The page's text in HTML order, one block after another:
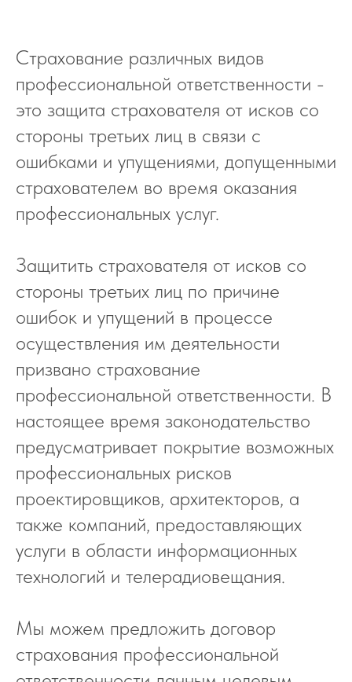
Страхование различных видов
профессиональной ответственности -
это защита страхователя от исков со
стороны третьих лиц в связи с
ошибками и упущениями, допущенными
страхователем во время оказания
профессиональных услуг.
Защитить страхователя от исков со
стороны третьих лиц по причине
ошибок и упущений в процессе
осуществления им деятельности
призвано страхование
профессиональной ответственности. В
настоящее время законодательство
предусматривает покрытие возможных
профессиональных рисков
проектировщиков, архитекторов, а
также компаний, предоставляющих
услуги в области информационных
технологий и телерадиовещания.
Мы можем предложить договор
страхования профессиональной